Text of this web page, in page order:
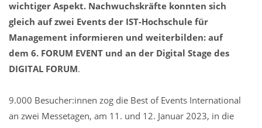
wichtiger Aspekt. Nachwuchskräfte konnten sich
gleich auf zwei Events der IST-Hochschule für
Management informieren und weiterbilden: auf
dem 6. FORUM EVENT und an der Digital Stage des
DIGITAL FORUM.
9.000 Besucher:innen zog die Best of Events International
an zwei Messetagen, am 11. und 12. Januar 2023, in die